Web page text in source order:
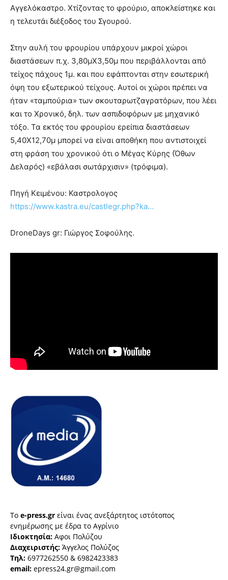
Αγγελόκαστρο. Χτίζοντας το φρούριο, αποκλείστηκε και
η τελευτάι διέξοδος του Σγουρού.
Στην αυλή του φρουρίου υπάρχουν μικροί χώροι
διαστάσεων π.χ. 3,80μΧ3,50μ που περιβάλλονται από
τείχος πάχους 1μ. και που εφάπτονται στην εσωτερική
όψη του εξωτερικού τείχους. Αυτοί οι χώροι πρέπει να
ήταν «ταμπούρια» των σκουταρωτζαγρατόρων, που λέει
και το Χρονικό, δηλ. των ασπιδοφόρων με μηχανικό
τόξο. Τα εκτός του φρουρίου ερείπια διαστάσεων
5,40Χ12,70μ μπορεί να είναι αποθήκη που αντιστοιχεί
στη φράση του χρονικού ότι ο Μέγας Κύρης (Όθων
Δελαρός) «εβάλασι σωτάρχισιν» (τρόφιμα).
Πηγή Κειμένου: Καστρολογος
https://www.kastra.eu/castlegr.php?ka…
DroneDays gr: Γιώργος Σοφούλης.
Το e-press.gr είναι ένας ανεξάρτητος ιστότοπος
ενημέρωσης με έδρα το Αγρίνιο
Ιδιοκτησία: Αφοι Πολύζου
Διαχειριστής: Άγγελος Πολύζος
Τηλ: 6977262550 & 6982423383
email: epress24.gr@gmail.com